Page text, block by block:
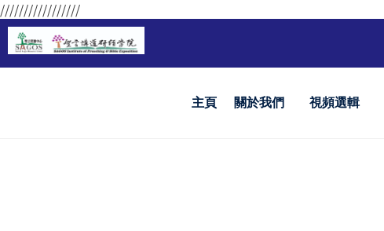
/////////////////
主頁 關於我們 視頻選輯